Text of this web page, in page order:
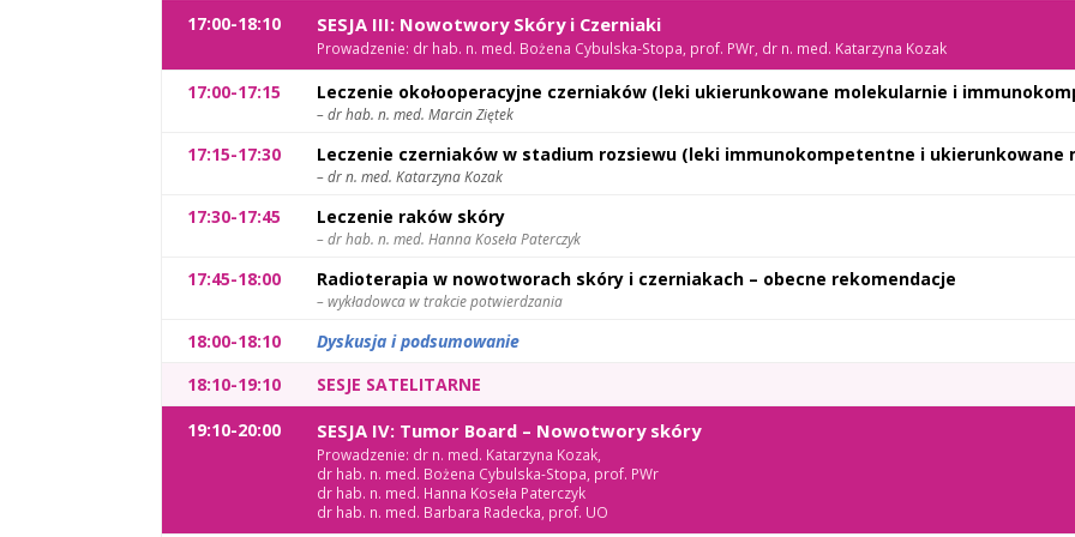
17:00-18:10
SESJA III: Nowotwory Skóry i Czerniaki
Prowadzenie: dr hab. n. med. Bożena Cybulska-Stopa, prof. PWr, dr n. med. Katarzyna Kozak
17:00-17:15 Leczenie okołooperacyjne czerniaków (leki ukierunkowane molekularnie i
– dr hab. n. med. Marcin Ziętek
17:15-17:30 Leczenie czerniaków w stadium rozsiewu (leki immunokompetentne i ukierunkowane
– dr n. med. Katarzyna Kozak
17:30-17:45 Leczenie raków skóry
– dr hab. n. med. Hanna Koseła Paterczyk
17:45-18:00 Radioterapia w nowotworach skóry i czerniakach – obecne rekomendacje
– wykładowca w trakcie potwierdzania
18:00-18:10
Dyskusja i podsumowanie
18:10-19:10
SESJE SATELITARNE
19:10-20:00
SESJA IV: Tumor Board – Nowotwory skóry
Prowadzenie: dr n. med. Katarzyna Kozak,
dr hab. n. med. Bożena Cybulska-Stopa, prof. PWr
dr hab. n. med. Hanna Koseła Paterczyk
dr hab. n. med. Barbara Radecka, prof. UO